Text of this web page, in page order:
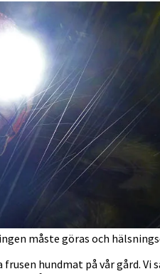
måste göras och
hundmat på vår gård.